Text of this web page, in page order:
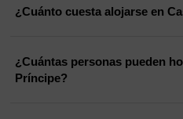
¿Cuánto cuesta alojarse en
¿Cuántas personas pueden
Príncipe?